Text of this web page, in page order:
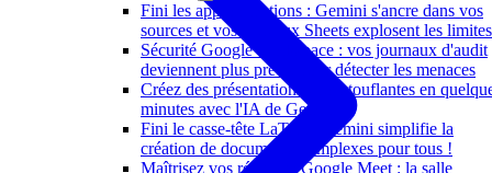
Fini les approximations : Gemini s'ancre dans vos
sources et vos tableaux Sheets explosent les
Sécurité Google Workspace : vos journaux d'audit
deviennent plus précis pour détecter les menaces
Créez des présentations époustouflantes en
minutes avec l'IA de Gemini
Fini le casse-tête LaTeX : Gemini simplifie la
création de documents complexes pour tous !
Maîtrisez vos réunions Google Meet : la salle